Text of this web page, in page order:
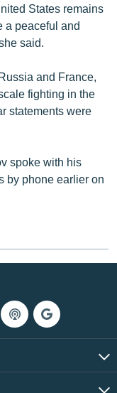
States remains
a peaceful and
said.
and France,
fighting in the
statements were
spoke with his
by phone earlier on